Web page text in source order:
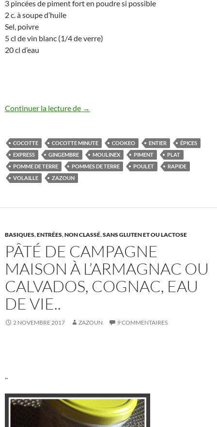
3 pincées de piment fort en poudre si possible
2 c. à soupe d’huile
Sel, poivre
5 cl de vin blanc (1/4 de verre)
20 cl d’eau
Continuer la lecture de Poulet épicé au gingembre et ses
→
COCOTTE COCOTTE MINUTE COOKEO ENTIER
ÉPICES
EXPRESS
GINGEMBRE MOULINEX PIMENT
PLAT
POMME DE TERRE
POMMES DE TERRE POULET
RAPIDE
VOLAILLE
ZAZOUN
BASIQUES,ENTRÉES,NON CLASSÉ,SANS GLUTEN ET OU LACTOSE
PÂTÉ DE CAMPAGNE
MAISON À L’ARMAGNAC OU
CALVADOS, COGNAC, EAU
DE VIE..
2 NOVEMBRE 2017 ZAZOUN 9 COMMENTAIRES
..